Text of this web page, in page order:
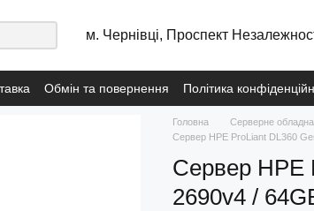
м. Чернівці, Проспект
Обмін та повернення Політика
даних
Договір публічної оферти з послуг
Головна Серверне
Сервер HPE ProLiant DL360
Сервер HPE
2690v4 /